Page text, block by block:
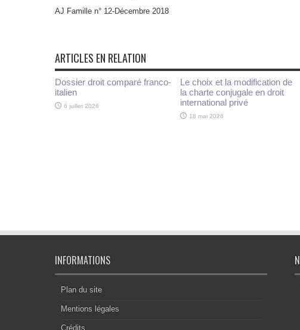
AJ Famille n° 12-Décembre 2018
ARTICLES EN RELATION
Dossier droit comparé franco-
italien
6 juillet 2026
Le choix et la modification de
la charte conjugale en droit
international privé
18 mai 2026
INFORMATIONS
Plan du site
Mentions légales
Crédits